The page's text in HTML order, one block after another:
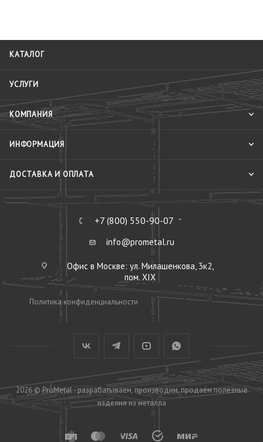
КАТАЛОГ
УСЛУГИ
КОМПАНИЯ
ИНФОРМАЦИЯ
ДОСТАВКА И ОПЛАТА
+7 (800) 550-90-07
info@prometal.ru
Офис в Москве: ул. Милашенкова, 3к2,
пом. XIX
Политика конфиденциальности
2026 © ProMetal - разрабатываем, производим, продаём полезные
изделия из металла